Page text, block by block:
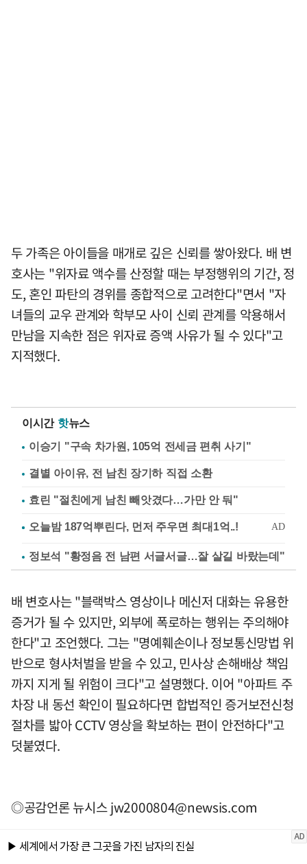
두 가족은 아이들을 매개로 깊은 신뢰를 쌓아왔다. 배 변
호사는 "위자료 액수를 산정할 때는 부정행위의 기간, 정
도, 혼인 파탄의 경위를 종합적으로 고려한다"면서 "자
녀들의 교우 관계와 학부모 사이 신뢰 관계를 악용해서
만남을 지속한 점은 위자료 증액 사유가 될 수 있다"고
지적했다.
이시간 핫뉴스
이승기 "구속 차가원, 105억 전세금 편취 사기"
결별 아이유, 전 남친 장기하 직접 소환
효린 "절친에게 남친 빼앗겼다…가만 안 둬"
정보석 "황정음 전 남편 서글서글…잘 살길 바랐는데"
배 변호사는 "블랙박스 영상이나 메신저 대화는 유용한
증거가 될 수 있지만, 외부에 폭로하는 행위는 주의해야
한다"고 조언했다. 그는 "명예훼손이나 정보통신망법 위
반으로 형사처벌을 받을 수 있고, 민사상 손해배상 책임
까지 지게 될 위험이 크다"고 설명했다. 이어 "아파트 주
차장 내 동선 확인이 필요하다면 합법적인 증거보전신청
절차를 밟아 CCTV 영상을 확보하는 편이 안전하다"고
덧붙였다.
◎공감언론 뉴시스jw2000804@newsis.com